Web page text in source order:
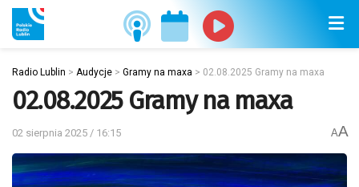
Radio Lublin > Audycje > Gramy na maxa > 02.08.2025 Gramy na maxa
02.08.2025 Gramy na maxa
02 sierpnia 2025 / 16:15 AA